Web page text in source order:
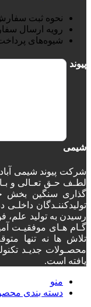
نحوه ثبت
رویه ارسال
شیوه‌های
پیوند
شیمی
شرکت پیوند شیمی
لطـف حـق تعـالی و
گذاری سنگین بخش
تولیدکننـدگان
رسیدن به تولید علم،
گـام هـای موفقیـت
تلاش ها نه تنها
محصـولات جدیـد
یافته است.
منو
دسته‌ بندی